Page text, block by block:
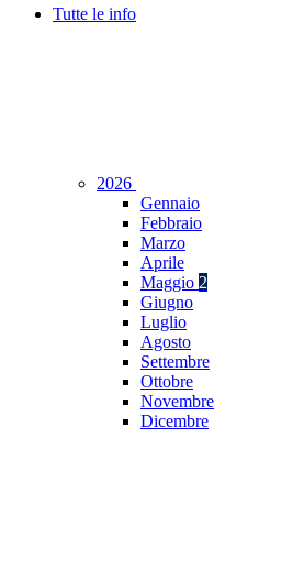
Tutte le info
2026
Gennaio
Febbraio
Marzo
Aprile
Maggio 2
Giugno
Luglio
Agosto
Settembre
Ottobre
Novembre
Dicembre